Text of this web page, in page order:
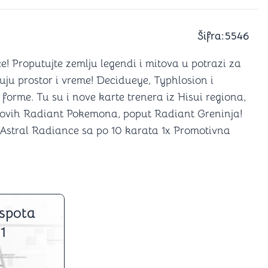
igranje
Šifra:5546
Proputujte zemlju legendi i mitova u potrazi za
prostor i vreme! Decidueye, Typhlosion i
Tu su i nove karte trenera iz Hisui regiona,
Radiant Pokemona, poput Radiant Greninja!
Radiance sa po 10 karata 1x Promotivna